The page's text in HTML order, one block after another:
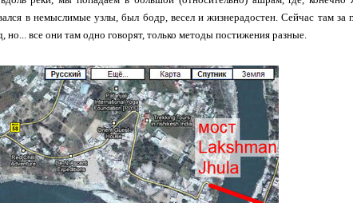
в немыслимые узлы, был бодр, весел и жизнерадостен. Сейчас там за
все они там одно говорят, только методы постижения разные.